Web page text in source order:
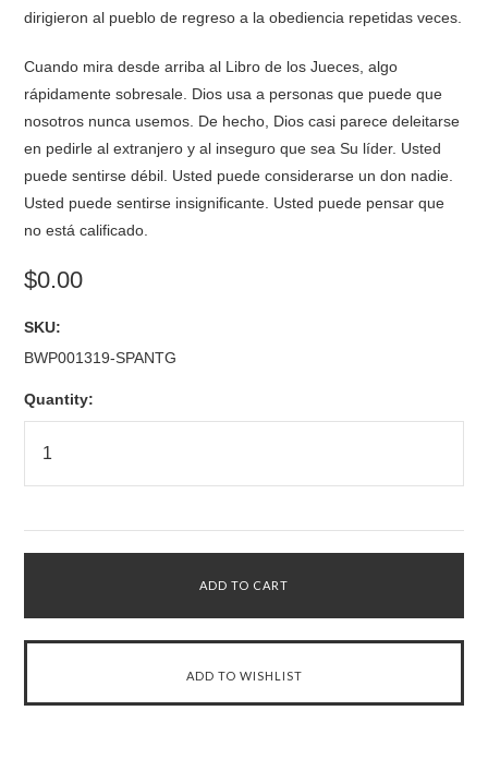
dirigieron al pueblo de regreso a la obediencia repetidas veces.
Cuando mira desde arriba al Libro de los Jueces, algo
rápidamente sobresale. Dios usa a personas que puede que
nosotros nunca usemos. De hecho, Dios casi parece deleitarse
en pedirle al extranjero y al inseguro que sea Su líder. Usted
puede sentirse débil. Usted puede considerarse un don nadie.
Usted puede sentirse insignificante. Usted puede pensar que
no está calificado.
$0.00
SKU:
BWP001319-SPANTG
Quantity: